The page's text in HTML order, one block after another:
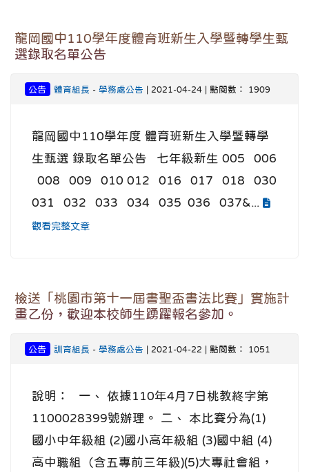
龍岡國中110學年度體育班新生入學暨轉學生甄
選錄取名單公告
公告 體育組長 - 學務處公告 | 2021-04-24 | 點閱數： 1909
龍岡國中110學年度 體育班新生入學暨轉學
生甄選 錄取名單公告 七年級新生 005 006
008 009 010 012 016 017 018 030
031 032 033 034 035 036 037&...
觀看完整文章
檢送「桃園市第十一屆書聖盃書法比賽」實施計
畫乙份，歡迎本校師生踴躍報名參加。
公告 訓育組長 - 學務處公告 | 2021-04-22 | 點閱數： 1051
說明： 一、 依據110年4月7日桃教終字第
1100028399號辦理。 二、 本比賽分為(1)
國小中年級組 (2)國小高年級組 (3)國中組 (4)
高中職組（含五專前三年級)(5)大專社會組，